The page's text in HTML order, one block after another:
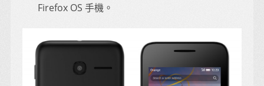
Firefox OS 手機。